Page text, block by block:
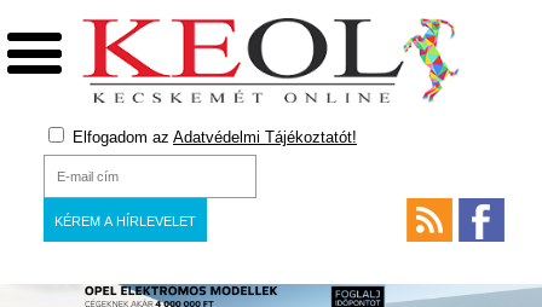
Elfogadom az Adatvédelmi Tájékoztatót!